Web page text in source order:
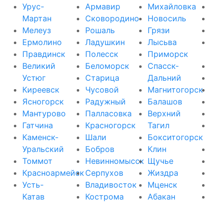
Урус-
Мартан
Мелеуз
Ермолино
Правдинск
Великий
Устюг
Киреевск
Ясногорск
Мантурово
Гатчина
Каменск-
Уральский
Томмот
Красноармейск
Усть-
Катав
Армавир
Сковородино
Рошаль
Ладушкин
Полесск
Беломорск
Старица
Чусовой
Радужный
Палласовка
Красногорск
Шали
Бобров
Невинномысск
Серпухов
Владивосток
Кострома
Михайловка
Новосиль
Грязи
Лысьва
Приморск
Спасск-
Дальний
Магнитогорск
Балашов
Верхний
Тагил
Бокситогорск
Клин
Щучье
Жиздра
Мценск
Абакан